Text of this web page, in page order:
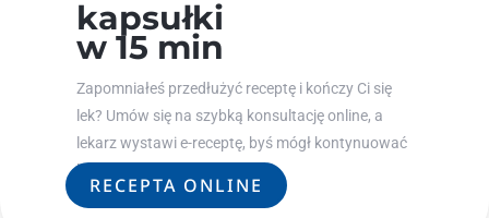
kapsułki
w 15 min
Zapomniałeś przedłużyć receptę i kończy Ci się
lek? Umów się na szybką konsultację online, a
lekarz wystawi e-receptę, byś mógł kontynuować
leczenie.
RECEPTA ONLINE